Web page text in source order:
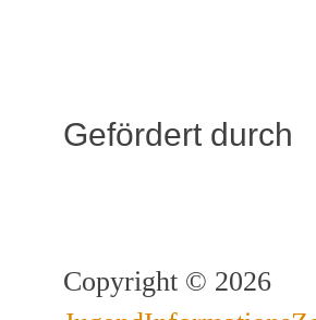
Gefördert durch
Copyright © 2026